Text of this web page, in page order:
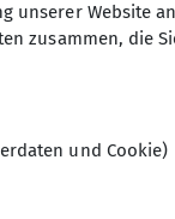
Website
zusammen, die
und Cookie)